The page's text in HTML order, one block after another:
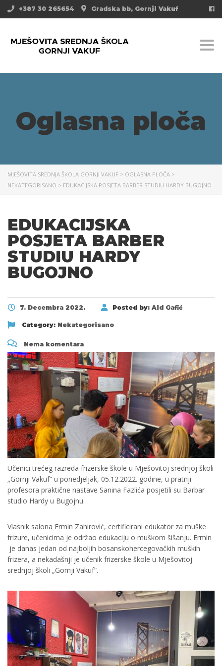
Gradska bb, Gornji Vakuf
+387 30 265654
Oglasna ploča
MJEŠOVITA SREDNJA ŠKOLA GORNJI VAKUF > OGLASNA PLOČA >
NEKATEGORISANO > EDUKACIJSKA POSJETA BARBER STUDIU HARDY BUGOJNO
EDUKACIJSKA
POSJETA BARBER
STUDIU HARDY
BUGOJNO
7. Decembra 2022. Posted by: Aid Gafić
Category: Nekategorisano
Nema komentara
Učenici trećeg razreda frizerske škole u Mješovitoj srednjoj školi
„Gornji Vakuf“ u ponedjeljak, 05.12.2022. godine, u pratnji
profesora praktične nastave Sanina Fazlića posjetili su Barbar
studio Hardy u Bugojnu.
Vlasnik salona Ermin Zahirović, certificirani edukator za muške
frizure, učenicima je održao edukaciju o muškom šišanju. Ermin
je danas jedan od najboljih bosanskohercegovačkih muških
frizera, a nekadašnji je učenik frizerske škole u Mješovitoj
srednjoj školi „Gornji Vakuf“.